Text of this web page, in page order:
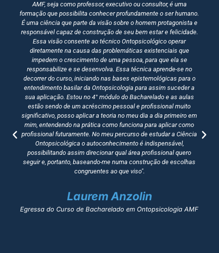
AMF, seja como professor, executivo ou consultor, é uma
formação que possibilita conhecer profundamente o ser humano.
É uma ciência que parte da visão sobre o homem protagonista e
responsável capaz de construção de seu bem estar e felicidade.
Essa visão consente ao técnico Ontopsicológico operar
diretamente na causa das problemáticas existenciais que
impedem o crescimento de uma pessoa, para que ela se
responsabilize e se desenvolva. Essa técnica aprende-se no
decorrer do curso, iniciando nas bases epistemológicas para o
entendimento basilar da Ontopsicologia para assim suceder a
sua aplicação. Estou no 4° módulo do Bacharelado e as aulas
estão sendo de um acréscimo pessoal e profissional muito
significativo, posso aplicar a teoria no meu dia a dia primeiro em
mim, entendendo na prática como funciona para aplicar como
profissional futuramente. No meu percurso de estudar a Ciência
Ontopsicológica o autoconhecimento é indispensável,
possibilitando assim direcionar qual área profissional quero
seguir e, portanto, baseando-me numa construção de escolhas
congruentes ao que viso".
Laurem Anzolin
Egressa do Curso de Bacharelado em Ontopsicologia AMF